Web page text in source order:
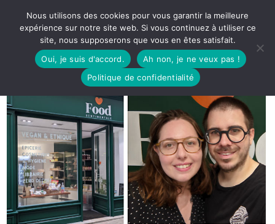
Nous utilisons des cookies pour vous garantir la meilleure
expérience sur notre site web. Si vous continuez à utiliser ce
site, nous supposerons que vous en êtes satisfait.
Oui, je suis d'accord.
Ah non, je ne veux pas !
Politique de confidentialité